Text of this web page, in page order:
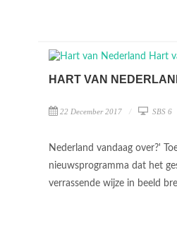
HART VAN
22 December 2017 SBS 6
Nederland vandaag over?'
nieuwsprogramma dat het
verrassende wijze in beeld